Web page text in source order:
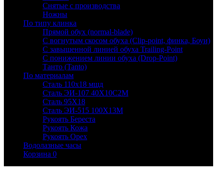
Снятые с производства
Ножны
По типу клинка
Прямой обух (normal-blade)
С вогнутым скосом обуха (Clip-point, финка, Боуи)
С завышенной линией обуха Trailing-Point
С понижением линии обуха (Drop-Point)
Танто (Tanto)
По материалам
Сталь 110х18 мшд
Сталь ЭИ-107 40Х10С2М
Сталь 95Х18
Сталь ЭИ-515 100Х13М
Рукоять Береста
Рукоять Кожа
Рукоять Орех
Водолазные часы
Корзина 0